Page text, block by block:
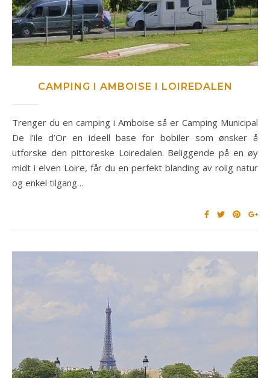
CAMPING I AMBOISE I LOIREDALEN
Trenger du en camping i Amboise så er Camping Municipal
De l’ile d’Or en ideell base for bobiler som ønsker å
utforske den pittoreske Loiredalen. Beliggende på en øy
midt i elven Loire, får du en perfekt blanding av rolig natur
og enkel tilgang…